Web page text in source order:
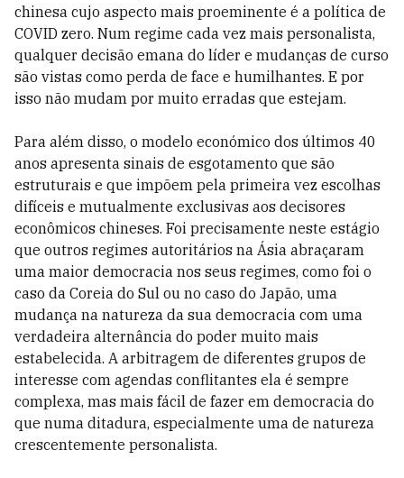
chinesa cujo aspecto mais proeminente é a política de
COVID zero. Num regime cada vez mais personalista,
qualquer decisão emana do líder e mudanças de curso
são vistas como perda de face e humilhantes. E por
isso não mudam por muito erradas que estejam.
Para além disso, o modelo económico dos últimos 40
anos apresenta sinais de esgotamento que são
estruturais e que impõem pela primeira vez escolhas
difíceis e mutualmente exclusivas aos decisores
econômicos chineses. Foi precisamente neste estágio
que outros regimes autoritários na Ásia abraçaram
uma maior democracia nos seus regimes, como foi o
caso da Coreia do Sul ou no caso do Japão, uma
mudança na natureza da sua democracia com uma
verdadeira alternância do poder muito mais
estabelecida. A arbitragem de diferentes grupos de
interesse com agendas conflitantes ela é sempre
complexa, mas mais fácil de fazer em democracia do
que numa ditadura, especialmente uma de natureza
crescentemente personalista.